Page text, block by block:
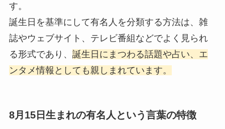
す。
誕生日を基準にして有名人を分類する方法は、雑
誌やウェブサイト、テレビ番組などでよく見られ
る形式であり、 誕生日にまつわる話題や占い、エ
ンタメ情報としても親しまれています。
8月15日生まれの有名人という言葉の特徴